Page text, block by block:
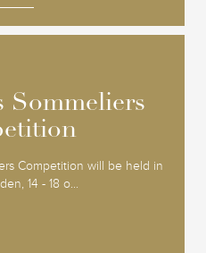
Sommeliers
Competition will be held in
14 - 18 o...
Sommeliers